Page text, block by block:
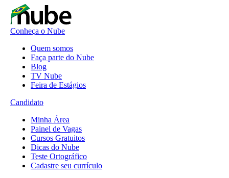
Conheça o Nube
Quem somos
Faça parte do Nube
Blog
TV Nube
Feira de Estágios
Candidato
Minha Área
Painel de Vagas
Cursos Gratuitos
Dicas do Nube
Teste Ortográfico
Cadastre seu currículo